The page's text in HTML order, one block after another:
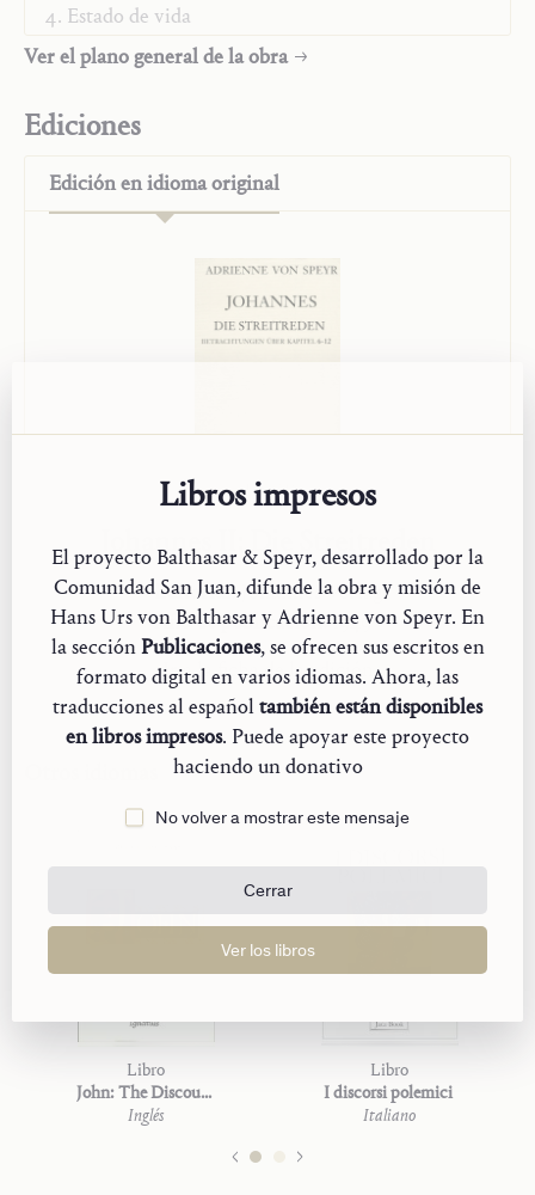
Estado de vida
El hombre ante Dios
Autobiografía
Ver el plano general de la obra
Ediciones
Edición enidioma original
Johannes II: Die Streitreden
Editorial: Johannes Verlag
Año de publicación: 1949
Ir a la ficha de la edición
Libro
John: The Discourses of Controversy
Inglés
Libro
I discorsi polemici
Italiano
Libros impresos
El proyecto Balthasar & Speyr, desarrollado por la
Comunidad San Juan, difunde la obra y misión de
Hans Urs von Balthasar y Adrienne von Speyr. En
la secciónPublicaciones, se ofrecen sus escritos en
formato digital en varios idiomas. Ahora, las
traducciones al españoltambién están disponibles
en libros impresos. Puede apoyar este proyecto
haciendo un donativo
No volver a mostrar este mensaje
Cerrar
Ver los libros